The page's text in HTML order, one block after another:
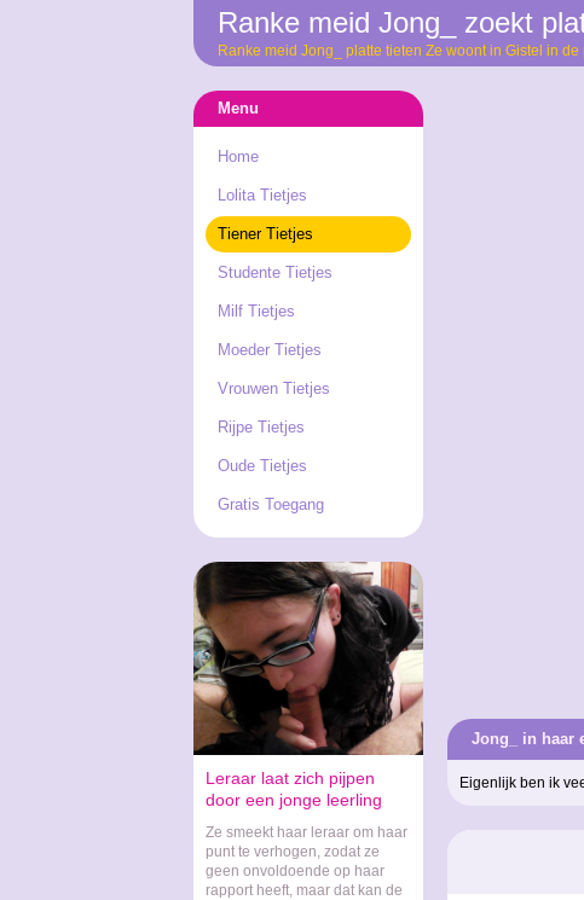
Ranke meid Jong_ zoekt
Ranke meid Jong_ platte tieten Ze woont in Gistel in
Menu
Home
Lolita Tietjes
Tiener Tietjes
Studente Tietjes
Milf Tietjes
Moeder Tietjes
Vrouwen Tietjes
Rijpe Tietjes
Oude Tietjes
Gratis Toegang
Leraar laat zich pijpen
door een jonge leerling
Ze smeekt haar leraar om haar
punt te verhogen, zodat ze
geen onvoldoende op haar
rapport heeft, maar dat kan de
Jong_ in haar
Eigenlijk ben ik